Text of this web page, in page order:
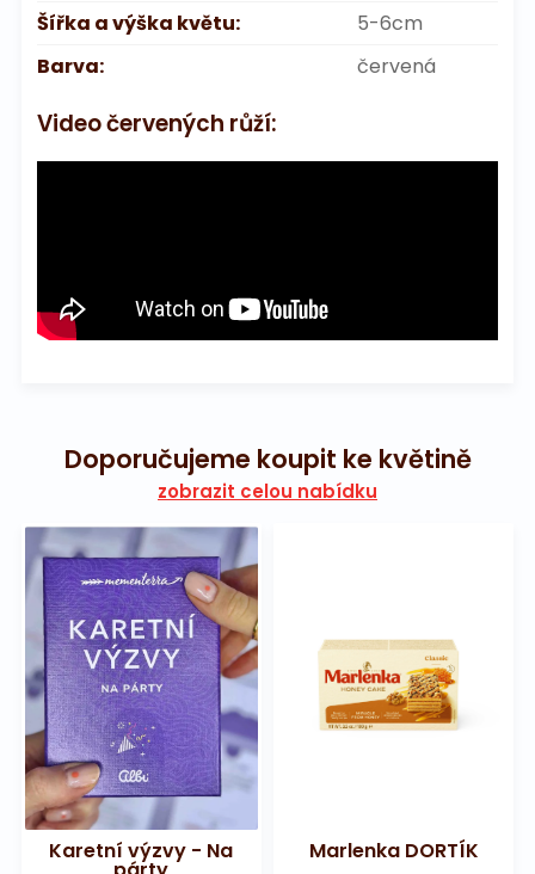
Šířka a výška květu:
5-6cm
Barva:
červená
Video červených růží:
Doporučujeme koupit ke květině
zobrazit celou nabídku
Karetní výzvy - Na Marlenka DORTÍK